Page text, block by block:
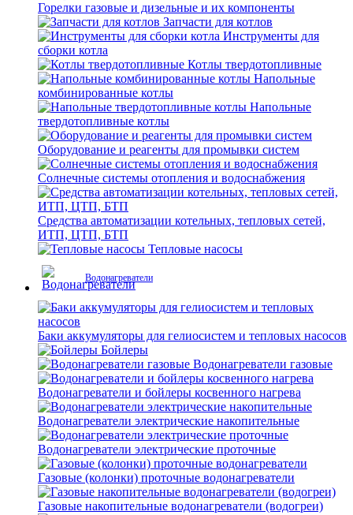
Горелки газовые и дизельные и их компоненты
Запчасти для котлов
Инструменты для
сборки котла
Котлы твердотопливные
Напольные
комбинированные котлы
Напольные
твердотопливные котлы
Оборудование и реагенты для промывки систем
Солнечные системы отопления и водоснабжения
Средства автоматизации котельных, тепловых сетей,
ИТП, ЦТП, БТП
Тепловые насосы
Водонагреватели
Баки аккумуляторы для гелиосистем и тепловых насосов
Бойлеры
Водонагреватели газовые
Водонагреватели и бойлеры косвенного нагрева
Водонагреватели электрические накопительные
Водонагреватели электрические проточные
Газовые (колонки) проточные водонагреватели
Газовые накопительные водонагреватели (водогреи)